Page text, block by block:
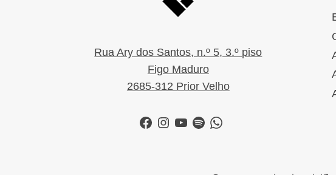
Rua Ary dos Santos, n.º 5, 3.º piso
Figo Maduro
2685-312 Prior Velho
Facebook
Instagram
YouTube
SpotifyWhatsApp